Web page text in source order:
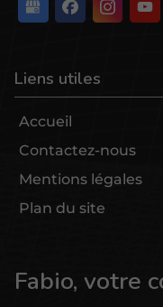
Liens utiles
Accueil
Contactez-nous
Mentions légales
Plan du site
Fabio, votre